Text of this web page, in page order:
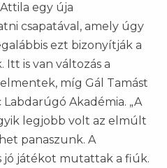
egy úja
csapatával, amely úgy
ezt bizonyítják a
Itt is van változás a
míg Gál Tamást
Akadémia. „A
legjobb volt az elmúlt
panaszunk. A
jó játékot mutattak a fiúk.